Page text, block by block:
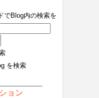
でBlog内の検索を
を検索
ョン